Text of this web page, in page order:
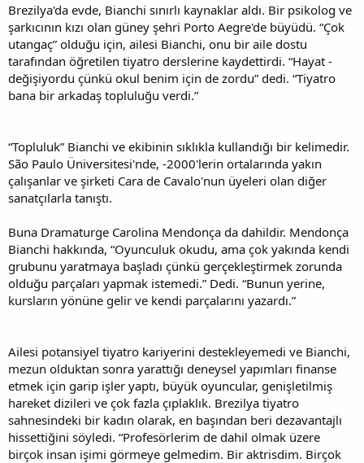
Brezilya'da evde, Bianchi sınırlı kaynaklar aldı. Bir psikolog ve
şarkıcının kızı olan güney şehri Porto Aegre'de büyüdü. “Çok
utangaç” olduğu için, ailesi Bianchi, onu bir aile dostu
tarafından öğretilen tiyatro derslerine kaydettirdi. “Hayat -
değişiyordu çünkü okul benim için de zordu” dedi. “Tiyatro
bana bir arkadaş topluluğu verdi.”
“Topluluk” Bianchi ve ekibinin sıklıkla kullandığı bir kelimedir.
São Paulo Üniversitesi'nde, -2000'lerin ortalarında yakın
çalışanlar ve şirketi Cara de Cavalo'nun üyeleri olan diğer
sanatçılarla tanıştı.
Buna Dramaturge Carolina Mendonça da dahildir. Mendonça
Bianchi hakkında, “Oyunculuk okudu, ama çok yakında kendi
grubunu yaratmaya başladı çünkü gerçekleştirmek zorunda
olduğu parçaları yapmak istemedi.” Dedi. “Bunun yerine,
kursların yönüne gelir ve kendi parçalarını yazardı.”
Ailesi potansiyel tiyatro kariyerini destekleyemedi ve Bianchi,
mezun olduktan sonra yarattığı deneysel yapımları finanse
etmek için garip işler yaptı, büyük oyuncular, genişletilmiş
hareket dizileri ve çok fazla çıplaklık. Brezilya tiyatro
sahnesindeki bir kadın olarak, en başından beri dezavantajlı
hissettiğini söyledi. “Profesörlerim de dahil olmak üzere
birçok insan işimi görmeye gelmedim. Bir aktrisdim. Birçok